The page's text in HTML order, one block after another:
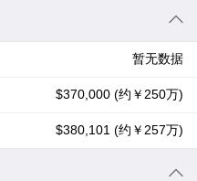
暂无数据
$370,000 (约￥250万)
$380,101 (约￥257万)